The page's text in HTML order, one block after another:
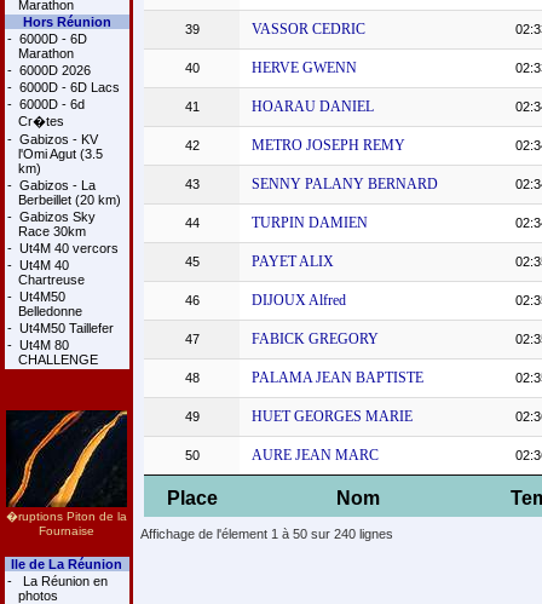
Marathon
Hors Réunion
- 6000D - 6D
Marathon
- 6000D 2026
- 6000D - 6D Lacs
- 6000D - 6d
Cr�tes
- Gabizos - KV
l'Omi Agut (3.5
km)
- Gabizos - La
Berbeillet (20 km)
- Gabizos Sky
Race 30km
- Ut4M 40 vercors
- Ut4M 40
Chartreuse
- Ut4M50
Belledonne
- Ut4M50 Taillefer
- Ut4M 80
CHALLENGE
�ruptions Piton de la
Fournaise
Ile de La Réunion
-
La Réunion en
photos
Place Nom
39 VASSOR CEDRIC
40 HERVE GWENN
41 HOARAU DANIEL
42 METRO JOSEPH REMY
43 SENNY PALANY BERNARD
44 TURPIN DAMIEN
45 PAYET ALIX
46 DIJOUX Alfred
47 FABICK GREGORY
48 PALAMA JEAN BAPTISTE
49 HUET GEORGES MARIE
50 AURE JEAN MARC
Affichage de l'élement 1 à 50 sur 240 lignes